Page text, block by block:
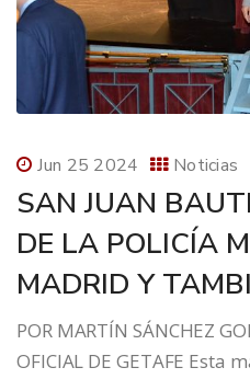
Jun 25 2024 Noticias
SAN JUAN
DE LA POLICÍA
MADRID Y
POR MARTÍN SÁNCHEZ
OFICIAL DE GETAFE Esta